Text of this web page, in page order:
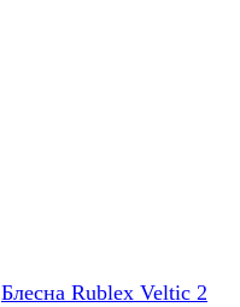
Блесна Rublex Veltic 2